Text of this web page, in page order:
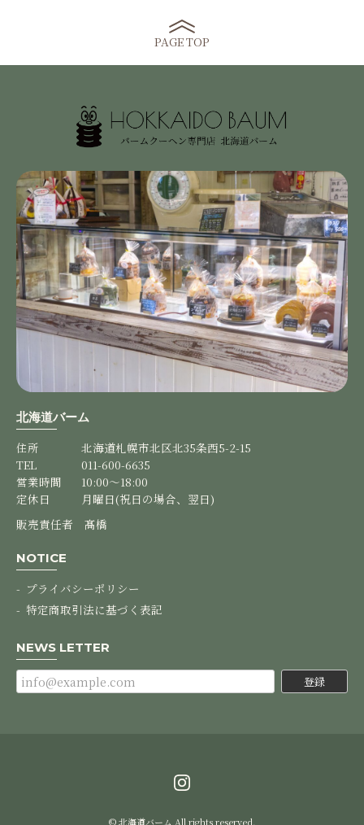
くお渡し用にみんなに分けて好評でした。また、注文したい
チョココーティング
2025/12/17
バームクーヘン、チョコがかかって美味しかったです。
嬉しいコメントありがとうございます！！ 他の
フレーバーも是非ご賞味ください♪
【３個セット】バームクーヘン
【３個セット】バームクーヘン
2025/10/17
【３個セット】バームクーヘン
2025/03/19
バームクーヘンが大好きなので、味のいろいろに惹かれてい
ます。特にチョコがけが好きです。
がとうございます。 これからも様々なチョコレ
すね♪ またのご利用お待ちしております。
PAGE TOP
北海道バーム
住所
北海道札幌市北区北35条西5-2-15
TEL
011-600-6635
営業時間
10:00～18:00
定休日
月曜日(祝日の場合、翌日)
販売責任者 髙橋
NOTICE
プライバシーポリシー
特定商取引法に基づく表記
NEWS LETTER
登録
© 北海道バーム All rights reserved.